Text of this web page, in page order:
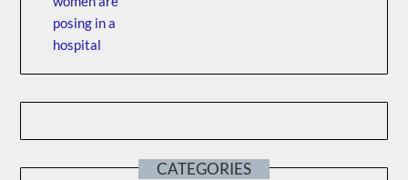
CATEGORIES